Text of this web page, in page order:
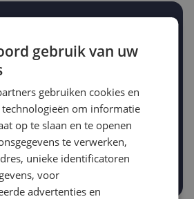
bedrag
Gewenste prijs
€
aanzetten
gebruik van uw
gebruiken cookies en
om informatie
op te slaan en te openen
te verwerken,
unieke identificatoren
voor
advertenties en